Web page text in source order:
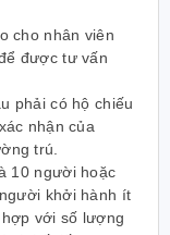
cho nhân viên
được tư vấn
phải có hộ chiếu
nhận của
trú.
10 người hoặc
khởi hành ít
với số lượng